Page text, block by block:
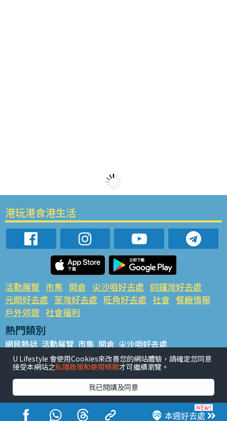
本週好去處
港玩港食港生活
活動展覽 市集 開倉 尖沙咀好去處 銅鑼灣好去處
元朗好去處 荃灣好去處 旺角好去處 社會 餐廳情報
戶外郊遊 社會福利
熱門類別
網民熱話 活動展覽 市集 開倉 尖沙咀好去處
銅鑼灣好去處 元朗好去處 荃灣好去處 旺角好去處 社會
餐廳情報 戶外郊遊
熱門標籤
#UGO搵好去處 #人氣活動推介 #美食社群熱話
#親子玩樂好去處
#ULifestyle應用程式
#限時搶
U Lifestyle 會使用Cookies來改善您的網站體驗，請確定您同意
接受本網站之私隱政策和使用條款才可繼續瀏覽。
我已閱讀及同意